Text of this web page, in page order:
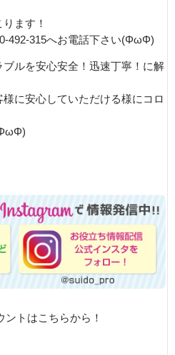
ます！
492-315へお電話下さい(ΦωΦ)
ルを安心安全！迅速丁寧！に解
に安心していただける様にコロ
トはこちらから！